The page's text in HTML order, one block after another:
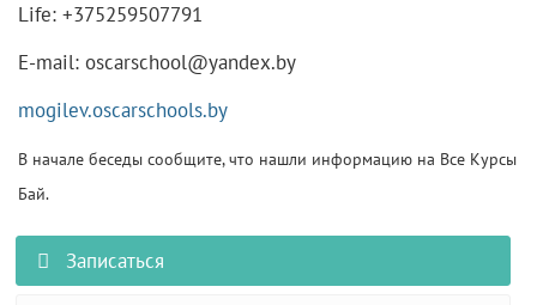
Life: +375259507791
E-mail: oscarschool@yandex.by
mogilev.oscarschools.by
В начале беседы сообщите, что нашли информацию на Все Курсы
Бай.
Записаться